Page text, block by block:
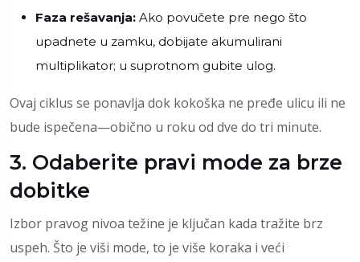
Faza rešavanja: Ako povučete pre nego što
upadnete u zamku, dobijate akumulirani
multiplikator; u suprotnom gubite ulog.
Ovaj ciklus se ponavlja dok kokoška ne pređe ulicu ili ne
bude ispečena—obično u roku od dve do tri minute.
3. Odaberite pravi mode za brze
dobitke
Izbor pravog nivoa težine je ključan kada tražite brz
uspeh. Što je viši mode, to je više koraka i veći